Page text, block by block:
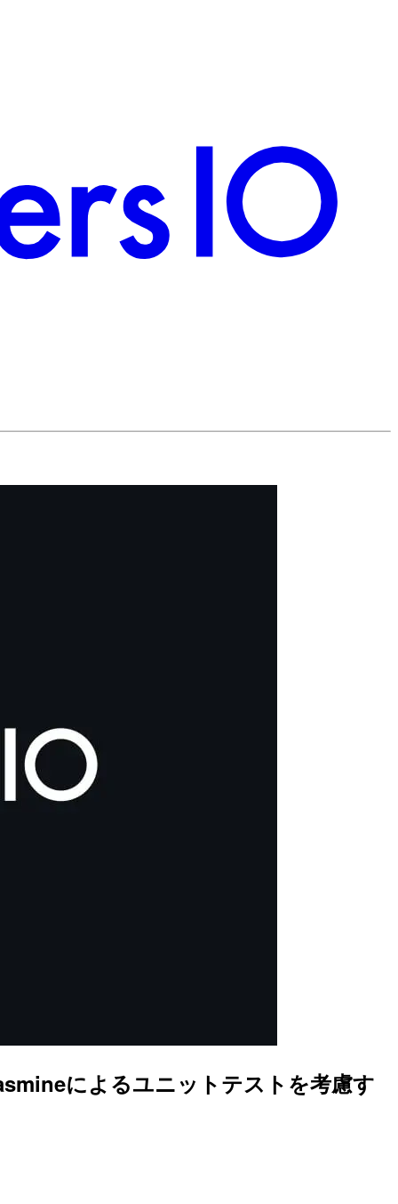
によるユニットテストを考慮す